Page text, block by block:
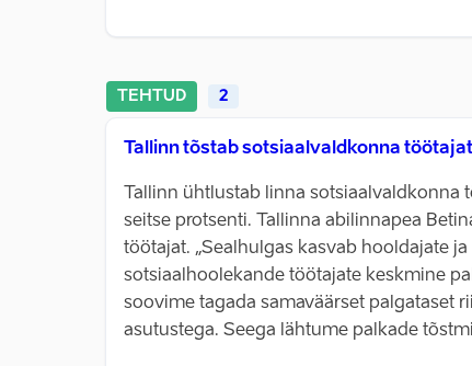
TEHTUD 2
Tallinn tõstab sotsiaalvaldkonna
Tallinn ühtlustab linna
seitse protsenti. Tallinna abilinnapea
töötajat. „Sealhulgas kasvab hooldajate
sotsiaalhoolekande töötajate keskmine
soovime tagada samaväärset palgataset
asutustega. Seega lähtume palkade